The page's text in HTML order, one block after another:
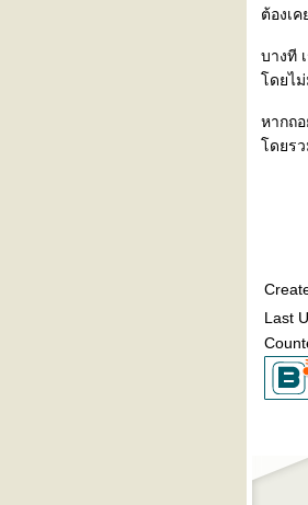
ต้องเ
บางที
ดยไม่
หากถ
ดยรว
Last